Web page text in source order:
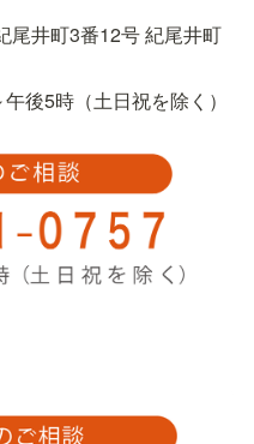
尾井町3番12号 紀尾井町
後5時（土日祝を除く）